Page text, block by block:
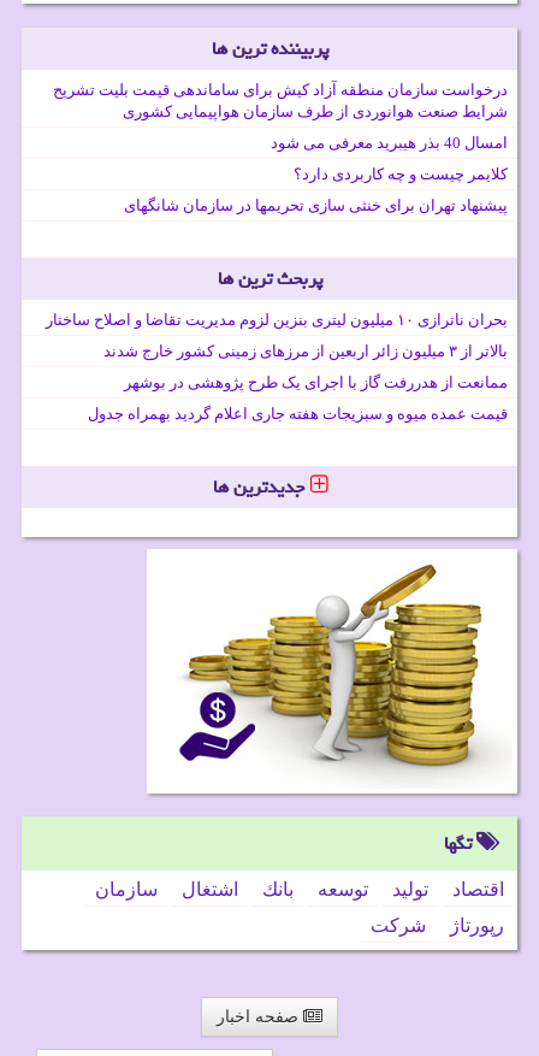
پربیننده ترین ها
درخواست سازمان منطقه آزاد کیش برای ساماندهی قیمت بلیت تشریح
شرایط صنعت هوانوردی از طرف سازمان هواپیمایی کشوری
امسال 40 بذر هیبرید معرفی می شود
کلایمر چیست و چه کاربردی دارد؟
پیشنهاد تهران برای خنثی سازی تحریمها در سازمان شانگهای
پربحث ترین ها
بحران ناترازی ۱۰ میلیون لیتری بنزین لزوم مدیریت تقاضا و اصلاح ساختار
بالاتر از ۳ میلیون زائر اربعین از مرزهای زمینی کشور خارج شدند
ممانعت از هدررفت گاز با اجرای یک طرح پژوهشی در بوشهر
قیمت عمده میوه و سبزیجات هفته جاری اعلام گردید بهمراه جدول
جدیدترین ها
تگها
اقتصاد تولید توسعه بانك اشتغال
سازمان
رپورتاژ
شركت
صفحه اخبار